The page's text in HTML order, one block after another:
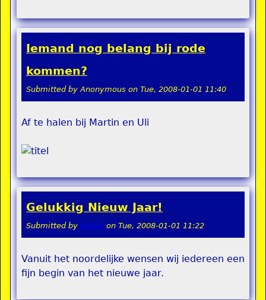
Iemand nog belang bij rode
kommen?
Submitted byAnonymous on Tue, 2008-01-01 11:40
Af te halen bij Martin en Uli
Gelukkig Nieuw Jaar!
Submitted by pokon on Tue, 2008-01-01 11:22
Vanuit het noordelijke wensen wij iedereen een
fijn begin van het nieuwe jaar.